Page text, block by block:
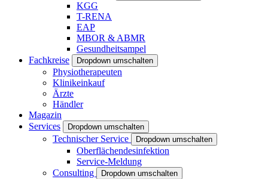
KGG
T-RENA
EAP
MBOR & ABMR
Gesundheitsampel
Fachkreise
Dropdown umschalten
Physiotherapeuten
Klinikeinkauf
Ärzte
Händler
Magazin
Services
Dropdown umschalten
Technischer Service Dropdown umschalten
Oberflächendesinfektion
Service-Meldung
Consulting
Dropdown umschalten